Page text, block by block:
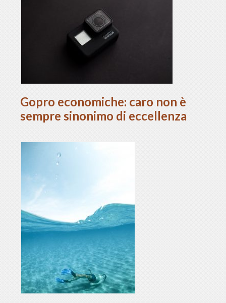
Gopro economiche: caro non è
sempre sinonimo di eccellenza